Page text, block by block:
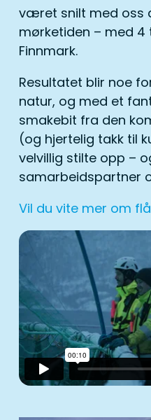
været snilt med oss
mørketiden – med 4
Finnmark.
Resultatet blir noe
natur, og med et
smakebit fra den
(og hjertelig takk til
velvillig stilte opp –
samarbeidspartner
Vil du vite mer om